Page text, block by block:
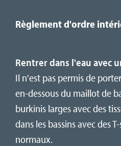
Règlement d'ordre
Rentrer dans l'eau avec
Il n'est pas permis de
en-dessous du maillot de
burkinis larges avec des
dans les bassins avec des
normaux.